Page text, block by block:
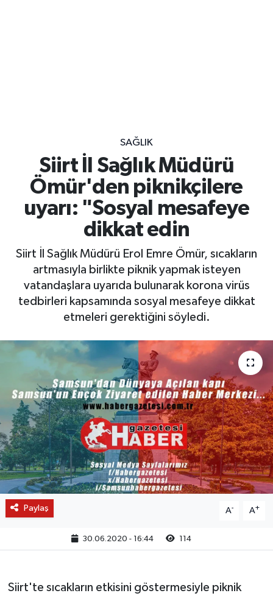
SAĞLIK
Siirt İl Sağlık Müdürü
Ömür'den piknikçilere
uyarı: "Sosyal mesafeye
dikkat edin
Siirt İl Sağlık Müdürü Erol Emre Ömür, sıcakların
artmasıyla birlikte piknik yapmak isteyen
vatandaşlara uyarıda bulunarak korona virüs
tedbirleri kapsamında sosyal mesafeye dikkat
etmeleri gerektiğini söyledi.
Paylaş A- A+
30.06.2020 - 16:44 114
Siirt'te sıcakların etkisini göstermesiyle piknik